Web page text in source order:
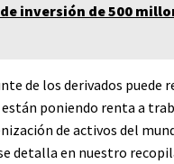
inversión de 500
de los derivados puede
poniendo renta a
de activos del
detalla en nuestro